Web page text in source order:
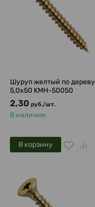
Шуруп желтый по дереву
5,0х50 KMH-50050
2,30 руб./шт.
В наличии
В корзину